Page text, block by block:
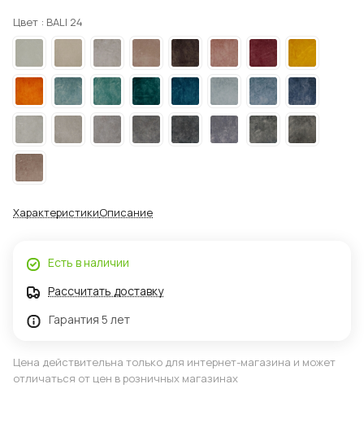
Цвет : BALI 24
ХарактеристикиОписание
Есть в наличии
Рассчитать доставку
Гарантия 5 лет
Цена действительна только для интернет-магазина и может
отличаться от цен в розничных магазинах